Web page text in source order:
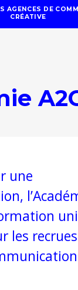
AGENCES DE
CRÉATIVE
une
les